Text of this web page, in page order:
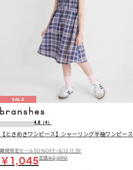
SALE
4.8 （4）
【ときめきワンピース】シャーリング半袖ワンピース
期間限定セール50％OFF~8/12 11:59
￥1,045定価￥2,090